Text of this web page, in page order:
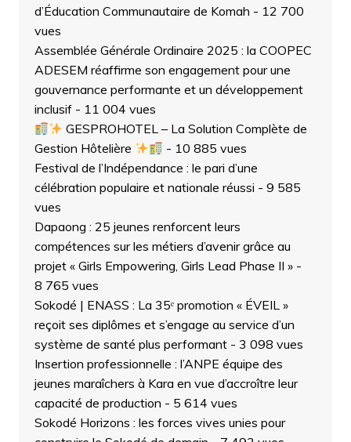
d’Éducation Communautaire de Komah - 12 700
vues
Assemblée Générale Ordinaire 2025 : la COOPEC
ADESEM réaffirme son engagement pour une
gouvernance performante et un développement
inclusif- 11 004 vues
GESPROHOTEL – La Solution Complète de
Gestion Hôtelière
- 10 885 vues
Festival de l’Indépendance : le pari d’une
célébration populaire et nationale réussi - 9 585
vues
Dapaong : 25 jeunes renforcent leurs
compétences sur les métiers d’avenir grâce au
projet « Girls Empowering, Girls Lead Phase II »-
8 765 vues
Sokodé | ENASS : La 35ᵉ promotion « ÉVEIL »
reçoit ses diplômes et s’engage au service d’un
système de santé plus performant- 3 098 vues
Insertion professionnelle : l’ANPE équipe des
jeunes maraîchers à Kara en vue d’accroître leur
capacité de production - 5 614 vues
Sokodé Horizons : les forces vives unies pour